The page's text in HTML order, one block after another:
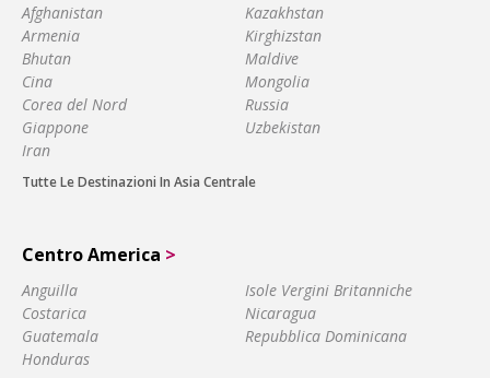
Afghanistan
Armenia
Bhutan
Cina
Corea del Nord
Giappone
Iran
Kazakhstan
Kirghizstan
Maldive
Mongolia
Russia
Uzbekistan
Tutte Le Destinazioni In Asia Centrale
Centro America >
Anguilla
Costarica
Guatemala
Honduras
Isole Vergini Britanniche
Nicaragua
Repubblica Dominicana